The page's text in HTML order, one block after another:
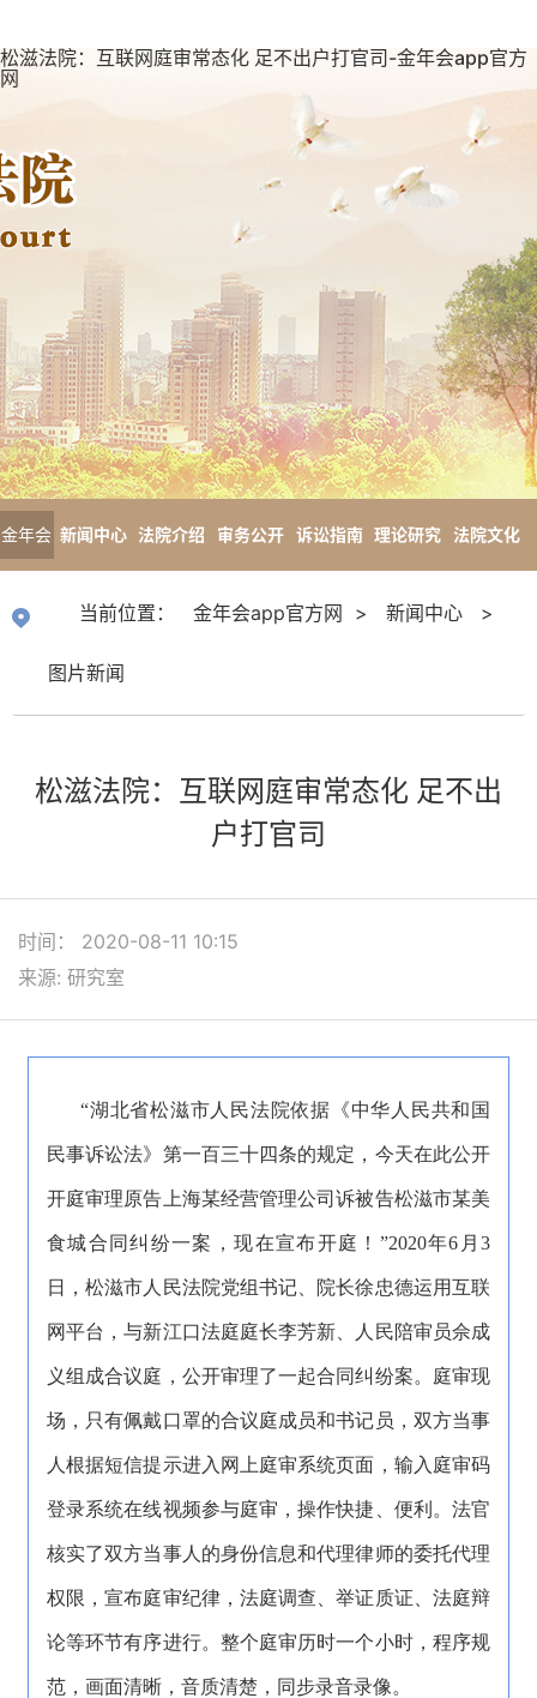
松滋法院：互联网庭审常态化 足不出户打官司-金年会app官方
网
金年会
方网
新闻中心 法院介绍 审务公开 诉讼指南 理论研究 法院文化
当前位置： 金年会app官方网 > 新闻中心 >
图片新闻
松滋法院：互联网庭审常态化 足不出
户打官司
时间： 2020-08-11 10:15
来源: 研究室
“湖北省松滋市人民法院依据《中华人民共和国
民事诉讼法》第一百三十四条的规定，今天在此公开
开庭审理原告上海某经营管理公司诉被告松滋市某美
食城合同纠纷一案，现在宣布开庭！”2020年6月3
日，松滋市人民法院党组书记、院长徐忠德运用互联
网平台，与新江口法庭庭长李芳新、人民陪审员佘成
义组成合议庭，公开审理了一起合同纠纷案。庭审现
场，只有佩戴口罩的合议庭成员和书记员，双方当事
人根据短信提示进入网上庭审系统页面，输入庭审码
登录系统在线视频参与庭审，操作快捷、便利。法官
核实了双方当事人的身份信息和代理律师的委托代理
权限，宣布庭审纪律，法庭调查、举证质证、法庭辩
论等环节有序进行。整个庭审历时一个小时，程序规
范，画面清晰，音质清楚，同步录音录像。